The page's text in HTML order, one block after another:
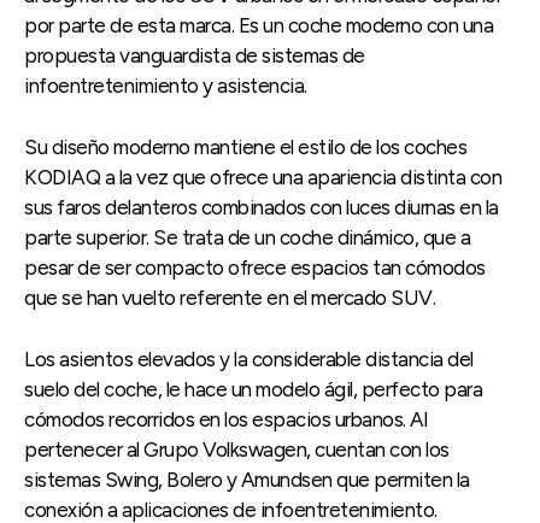
por parte de esta marca. Es un coche moderno con una
propuesta vanguardista de sistemas de
infoentretenimiento y asistencia.
Su diseño moderno mantiene el estilo de los coches
KODIAQ a la vez que ofrece una apariencia distinta con
sus faros delanteros combinados con luces diurnas en la
parte superior. Se trata de un coche dinámico, que a
pesar de ser compacto ofrece espacios tan cómodos
que se han vuelto referente en el mercado SUV.
Los asientos elevados y la considerable distancia del
suelo del coche, le hace un modelo ágil, perfecto para
cómodos recorridos en los espacios urbanos. Al
pertenecer al Grupo Volkswagen, cuentan con los
sistemas Swing, Bolero y Amundsen que permiten la
conexión a aplicaciones de infoentretenimiento.